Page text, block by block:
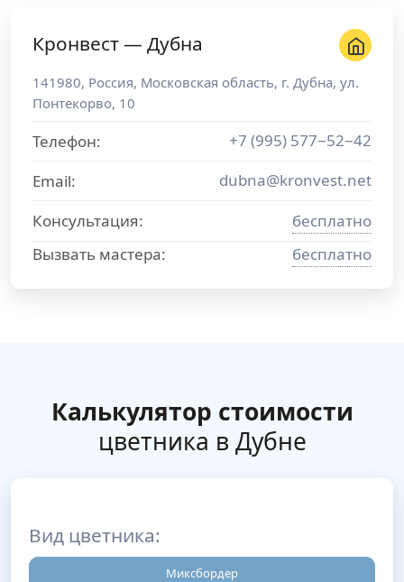
Кронвест — Дубна
141980, Россия, Московская область, г. Дубна, ул.
Понтекорво, 10
Телефон:
+7 (995) 577−52−42
Email:
dubna@kronvest.net
Консультация:
бесплатно
Вызвать мастера:
бесплатно
Калькулятор стоимости
цветника в Дубне
Вид цветника:
Миксбордер